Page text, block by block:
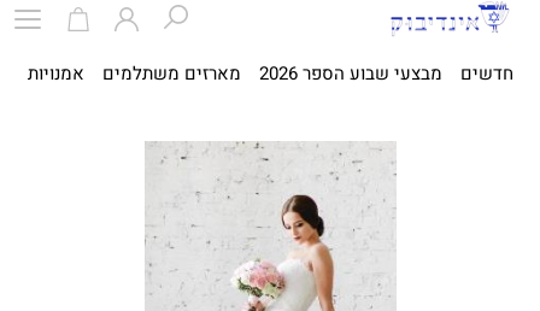
חדשים מבצעי שבוע הספר 2026 מארזים משתלמים אמנויות